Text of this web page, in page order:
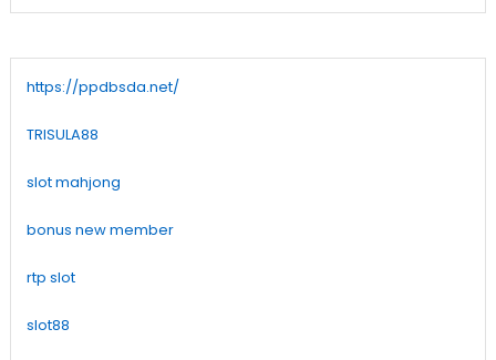
https://ppdbsda.net/
TRISULA88
slot mahjong
bonus new member
rtp slot
slot88